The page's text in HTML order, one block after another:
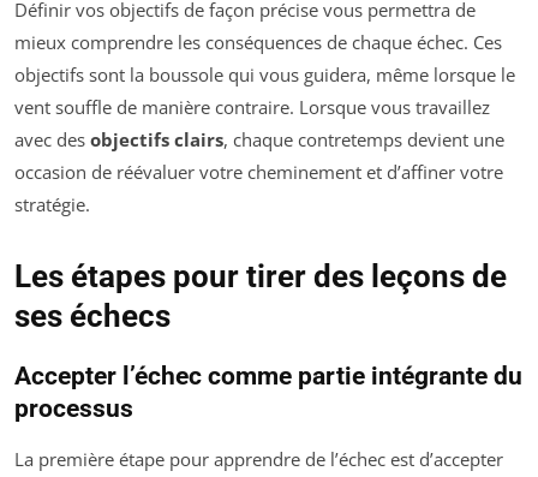
Définir vos objectifs de façon précise vous permettra de
mieux comprendre les conséquences de chaque échec. Ces
objectifs sont la boussole qui vous guidera, même lorsque le
vent souffle de manière contraire. Lorsque vous travaillez
avec des objectifs clairs, chaque contretemps devient une
occasion de réévaluer votre cheminement et d’affiner votre
stratégie.
Les étapes pour tirer des leçons de
ses échecs
Accepter l’échec comme partie intégrante du
processus
La première étape pour apprendre de l’échec est d’accepter